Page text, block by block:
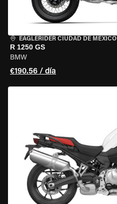
EAGLERIDER CIUDAD DE MÉXICO
R 1250 GS
BMW
€190.56 / día